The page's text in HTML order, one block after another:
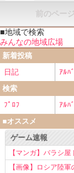
前のページ
■地域で検索
みんなの地域広場
新着投稿
日記
ｱﾙﾊ
検索
ﾌﾟﾛﾌ
ｱﾙﾊ
■オススメ
ゲーム速報
【マンガ】バラシ
【画像】ロシア陸